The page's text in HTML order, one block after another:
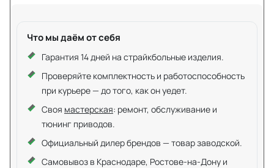
Что мы даём от себя
Гарантия 14 дней на страйкбольные изделия.
Проверяйте комплектность и работоспособность
при курьере — до того, как он уедет.
Своя мастерская: ремонт, обслуживание и
тюнинг приводов.
Официальный дилер брендов — товар заводской.
Самовывоз в Краснодаре, Ростове-на-Дону и